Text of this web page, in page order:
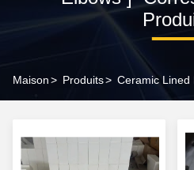
Maison> Produits>